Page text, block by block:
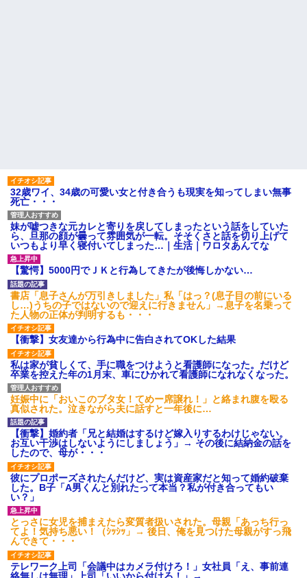
私「初めて飲む味だけどなん
のお茶？」彼「ちっ！」私「」
【GIF】JSのカンチョーワロ
タ
後続車にクラクションを鳴ら
され彼氏が逆切れ。「何クラク
ション鳴らしてんだ！降りてこ
いよ！」と怒鳴りだし...
【衝撃】報酬100万円超の治験
募集がこちらｗｗｗｗｗ(※画像
あり)
【ネット騒然】惨殺されたタ
ワマン頂き女子のこの動画、す
げえええええｗｗｗｗｗｗｗｗ
ｗｗｗ
【愕然】白のクラウン俺氏、
高速道路左車線を制限速度で走
った結果wwwwwwwwwwww
百年の恋12-899 食べた量を
張り合ってくる
【悲報】佐藤輝明・・・２軍
でも盛大にやらかす←あまり悲
しませないでくれ
32歳ワイ、34歳の可愛い女と付き合うも現実を知ってしまい無事
死亡・・・
妹が嘘つきな元カレと寄りを戻してしまったという話をしていた
ら、旦那の顔が曇って雰囲気が一転。そそくさと話を切り上げて
いつもより早く寝付いてしまった…｜生活｜ワロタあんてな
【驚愕】5000円でＪＫと行為してきたが後悔しかない…
書店「息子さんが万引きしました」私「はっ？(息子目の前にいる
し…)うちの子ではないので迎えに行きません」→息子を名乗って
た人物の正体が判明するも・・・
【衝撃】女友達から行為中に告白されてOKした結果
私は家が貧しくて、手に職をつけようと看護師になった。だけど
卒業を控えた年の1月末、車にひかれて看護師になれなくなった。
妊娠中に「おいこのブタ女！てめー席譲れ！」と絡まれ腹を殴る
真似された。泣きながら夫に話すと一年後に…
【衝撃】婚約者「兄と結婚はするけど嫁入りするわけじゃない。
お互い干渉はしないようにしましょう」→ その後に結納金の話を
したので、母が・・・
彼にプロポーズされたんだけど、実は資産家だと知って婚約破棄
した。B子「A男くんと別れたって本当？私が付き合ってもい
い？」
とっさに女児を捕まえたら変質者扱いされた。母親「あっち行っ
てよ！気持ち悪い！（ｼｯｼｯ」→ 後日、俺を見つけた母親がすっ飛
んできて・・・
テレワーク上司「会議中はカメラ付けろ！」女社員「え、事前連
絡無しは無理」上司「いいから付けろ！」→